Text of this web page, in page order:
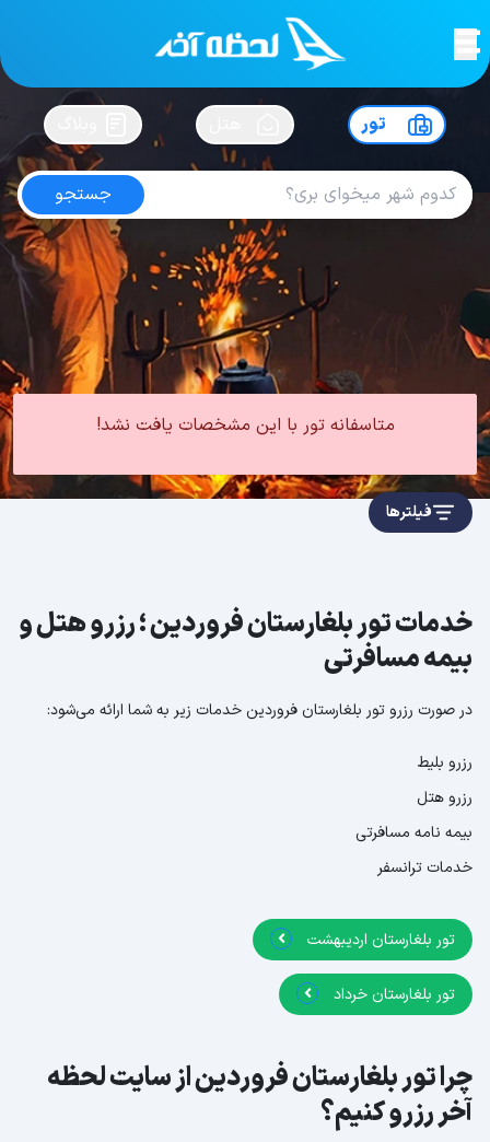
لحظه آخرسفرت رو بساز !
تور
جستجو
تور بلغارستان فروردین
امتیاز5 از5| از100 کاربر
تور بلغارستان
تور بلغارستان بهار
متاسفانه تور با این مشخصات یافت نشد!
فیلترها
خدمات تور بلغارستان فروردین ؛ رزرو هتل و
بیمه مسافرتی
در صورت رزرو تور بلغارستان فروردین خدمات زیر به شما ارائه می‌شود:
رزرو بلیط
رزرو هتل
بیمه نامه مسافرتی
خدمات ترانسفر
تور بلغارستان اردیبهشت
تور بلغارستان خرداد
چرا تور بلغارستان فروردین از سایت لحظه
آخر رزرو کنیم؟